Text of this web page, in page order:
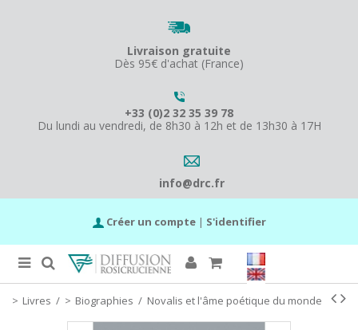
Livraison gratuite
Dès 95€ d'achat (France)
+33 (0)2 32 35 39 78
Du lundi au vendredi, de 8h30 à 12h et de 13h30 à 17H
info@drc.fr
Créer un compte | S'identifier
Livres / Biographies / Novalis et l'âme poétique du monde